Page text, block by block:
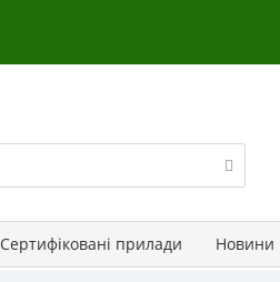
Сертифіковані прилади Новини